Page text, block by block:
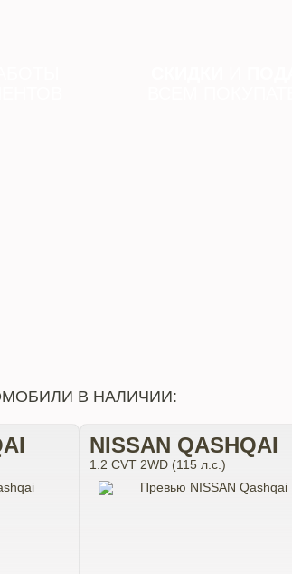
В НАЛИЧИИ:
NISSAN QASHQAI
1.2 CVT 2WD (115 л.с.)